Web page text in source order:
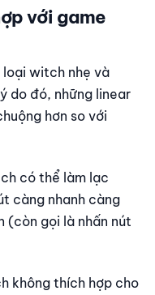
với game
loại witch nhẹ và
do đó, những linear
hơn so với
có thể làm lạc
càng nhanh càng
(còn gọi là nhấn nút
không thích hợp cho